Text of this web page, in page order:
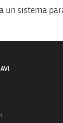
un sistema